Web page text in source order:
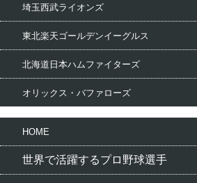
埼玉西武ライオンズ
東北楽天ゴールデンイーグルス
北海道日本ハムファイターズ
オリックス・バファローズ
HOME
世界で活躍するプロ野球選手